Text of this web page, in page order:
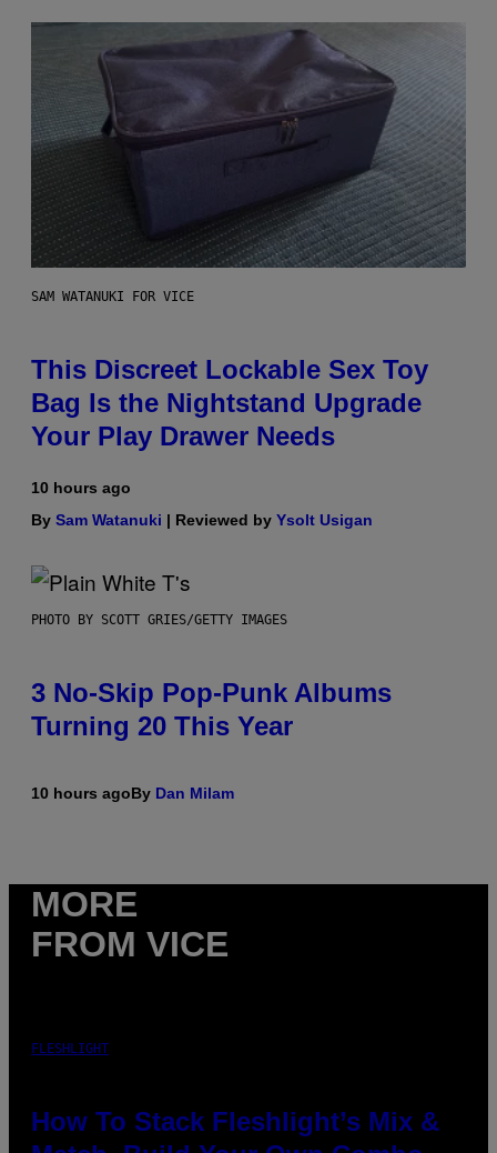
SAM WATANUKI FOR VICE
This Discreet Lockable Sex Toy
Bag Is the Nightstand Upgrade
Your Play Drawer Needs
10 hours ago
By Sam Watanuki | Reviewed by Ysolt Usigan
PHOTO BY SCOTT GRIES/GETTY IMAGES
3 No-Skip Pop-Punk Albums
Turning 20 This Year
10 hours agoBy Dan Milam
MORE
FROM VICE
FLESHLIGHT
How To Stack Fleshlight’s Mix &